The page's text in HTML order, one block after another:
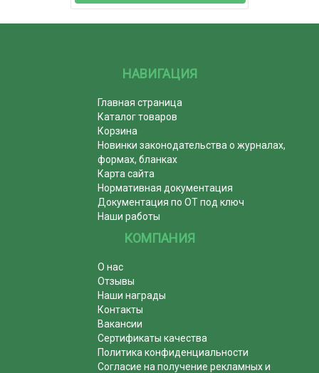
НАВИГАЦИЯ
Главная страница
Каталог товаров
Корзина
Новинки законодательства о журналах,
формах, бланках
Карта сайта
Нормативная документация
Документация по ОТ под ключ
Наши работы
КОМПАНИЯ
О нас
Отзывы
Наши награды
Контакты
Вакансии
Сертификаты качества
Политика конфиденциальности
Согласие на получение рекламных и